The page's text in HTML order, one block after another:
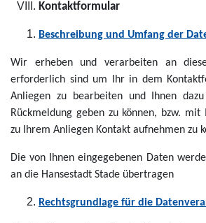
Kontaktformular
Beschreibung und Umfang der
Wir erheben und verarbeiten an
erforderlich sind um Ihr in dem
Anliegen zu bearbeiten und Ihnen
Rückmeldung geben zu können, bzw. mit
zu Ihrem Anliegen Kontakt aufnehmen zu
Die von Ihnen eingegebenen Daten
an die Hansestadt Stade übertragen
Rechtsgrundlage für die